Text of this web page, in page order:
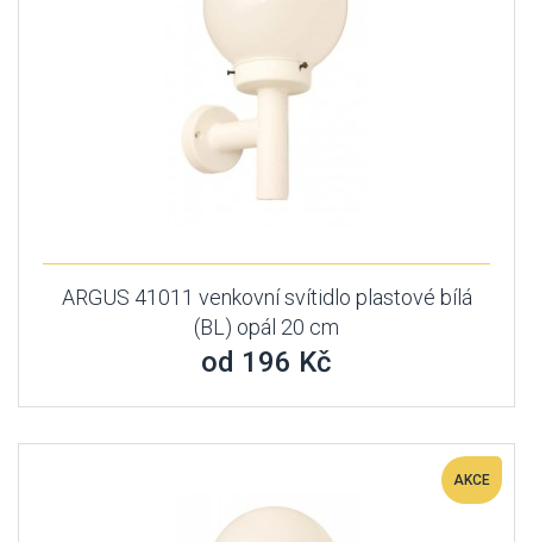
ARGUS 41011 venkovní svítidlo plastové bílá
(BL) opál 20 cm
od 196 Kč
AKCE